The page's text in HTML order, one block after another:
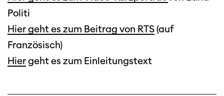
Politi
Hier geht es zum Beitrag von RTS(auf
Französisch)
Hiergeht es zum Einleitungstext